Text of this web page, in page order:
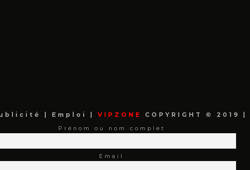
Emploi VIPZONE COPYRIGHT © 2019 |
Prénom ou nom complet
Email